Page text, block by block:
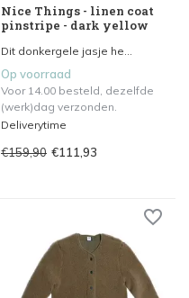
Nice Things - linen coat
pinstripe - dark yellow
Dit donkergele jasje he...
Op voorraad
Voor 14.00 besteld, dezelfde
(werk)dag verzonden.
Deliverytime
€159,90 €111,93